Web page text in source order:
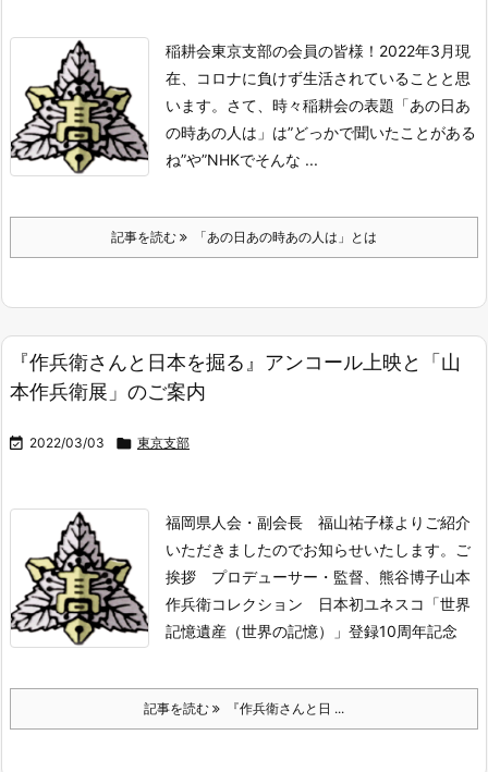
稲耕会東京支部の会員の皆様！2022年3月現
在、コロナに負けず生活されていることと思
います。 さて、時々稲耕会の表題「あの日あ
の時あの人は」は”どっかで聞いたことがある
ね”や”NHKでそんな ...
記事を読む 「あの日あの時あの人は」とは
『作兵衛さんと日本を掘る』アンコール上映と「山
本作兵衛展」のご案内
 2022/03/03  東京支部
福岡県人会・副会長 福山祐子様よりご紹介
いただきましたのでお知らせいたします。
ご
挨拶 プロデューサー・監督、熊谷博子山本
作兵衛コレクション 日本初ユネスコ「世界
記憶遺産（世界の記憶）」登録10周年記念
記事を読む 『作兵衛さんと日 ...